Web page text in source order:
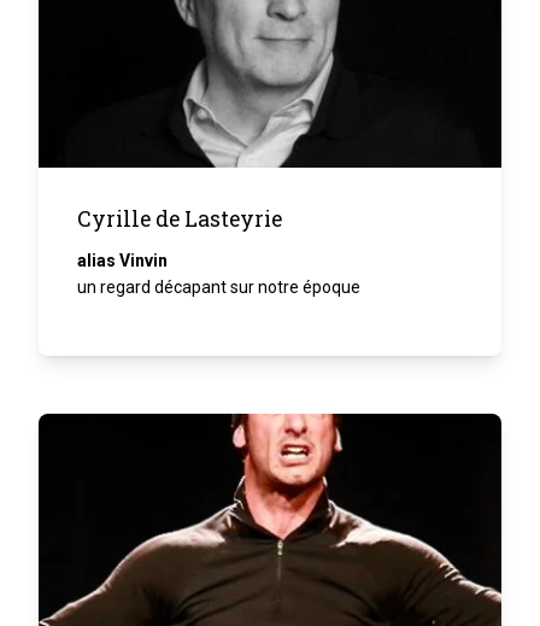
Cyrille de Lasteyrie
alias Vinvin
un regard décapant sur notre époque